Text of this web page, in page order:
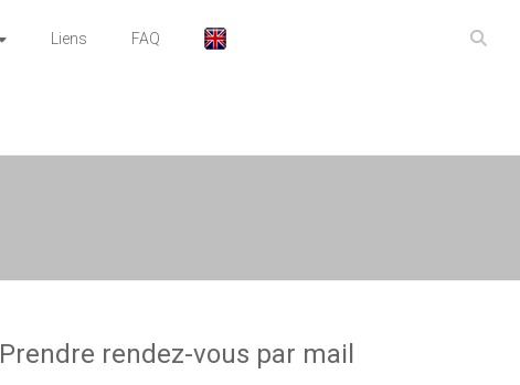
Liens FAQ
Prendre rendez-vous par mail